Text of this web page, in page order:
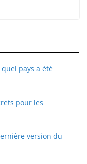
pays a été
pour les
version du